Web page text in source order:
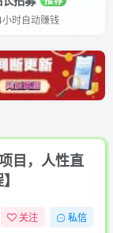
时自动赚钱
目，人性直
关注 私信